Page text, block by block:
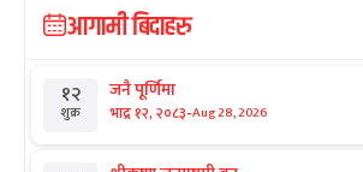
आगामी बिदाहरु
१२
शुक्र
जनै पूर्णिमा
भाद्र १२, २०८३-Aug 28, 2026